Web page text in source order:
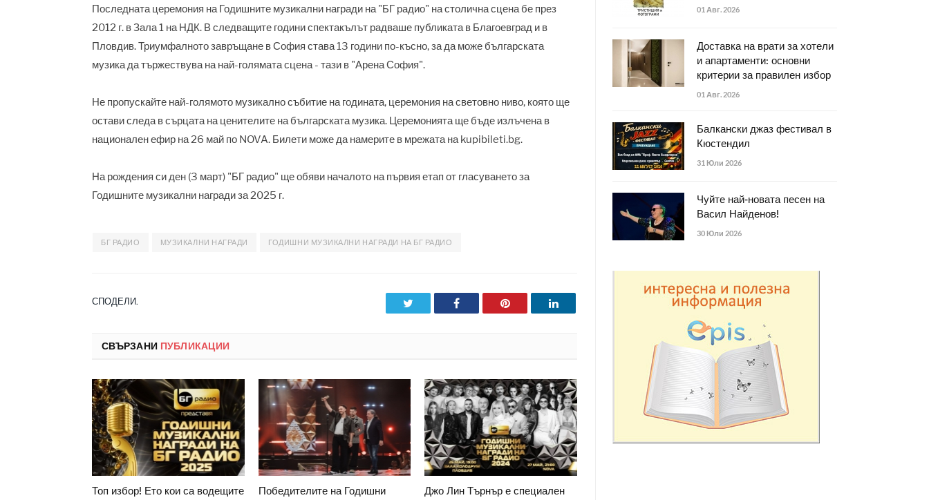
Последната церемония на Годишните музикални награди на "БГ радио" на столична сцена бе през
2012 г. в Зала 1 на НДК. В следващите години спектакълът радваше публиката в Благоевград и в
Пловдив. Триумфалното завръщане в София става 13 години по-късно, за да може българската
музика да тържествува на най-голямата сцена - тази в "Арена София".
Не пропускайте най-голямото музикално събитие на годината, церемония на световно ниво, която ще
остави следа в сърцата на ценителите на българската музика. Церемонията ще бъде излъчена в
национален ефир на 26 май по NOVA. Билети може да намерите в мрежата на kupibileti.bg.
На рождения си ден (3 март) "БГ радио" ще обяви началото на първия етап от гласуването за
Годишните музикални награди за 2025 г.
БГ РАДИО МУЗИКАЛНИ НАГРАДИ ГОДИШНИ МУЗИКАЛНИ НАГРАДИ НА БГ РАДИО
СПОДЕЛИ. Facebook Pinterest LinkedIn
СВЪРЗАНИ ПУБЛИКАЦИИ
Топ избор! Ето кои са водещите
Победителите на Годишни
Джо Лин Търнър е специален
01 Авг. 2026
Доставка на врати за хотели
и апартаменти: основни
критерии за правилен избор
01 Авг. 2026
Балкански джаз фестивал в
Кюстендил
31 Юли 2026
Чуйте най-новата песен на
Васил Найденов!
30 Юли 2026